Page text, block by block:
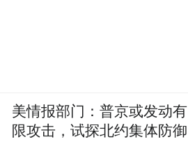
美情报部门：普京或发动有
限攻击，试探北约集体防御